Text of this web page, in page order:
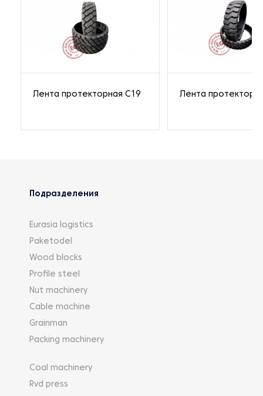
Лента протекторная C19 Лента
Подразделения
Eurasia logistics
Paketodel
Wood blocks
Profile steel
Nut machinery
Cable machine
Grainman
Packing machinery
Coal machinery
Rvd press